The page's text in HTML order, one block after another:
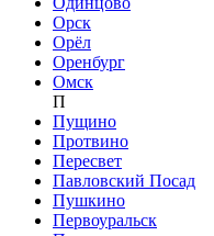
Орск
Орёл
Оренбург
Омск
П
Пущино
Протвино
Пересвет
Павловский Посад
Пушкино
Первоуральск